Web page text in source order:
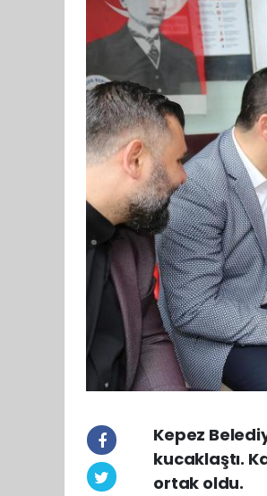
Kepez
kucaklaştı.
ortak oldu.